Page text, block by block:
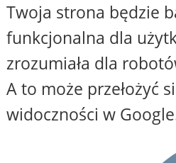
Twoja strona będzie
funkcjonalna dla
zrozumiała dla
A to może przełożyć
widoczności w